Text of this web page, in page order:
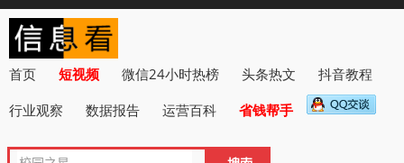
首页 短视频 微信24小时热榜 头条热文
抖音教程
行业观察
数据报告 运营百科 省钱帮手